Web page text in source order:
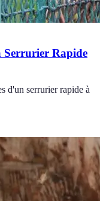
Serrurier Rapide
d'un serrurier rapide à